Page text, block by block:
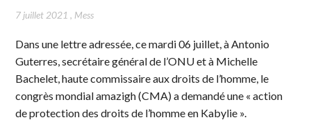
7 juillet 2021 , Mess
Dans une lettre adressée, ce mardi 06 juillet, à Antonio
Guterres, secrétaire général de l’ONU et à Michelle
Bachelet, haute commissaire aux droits de l’homme, le
congrès mondial amazigh (CMA) a demandé une « action
de protection des droits de l’homme en Kabylie ».